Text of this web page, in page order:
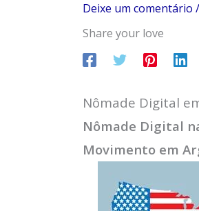
Deixe um comentário
Share your love
Nômade Digital
Nômade Digital
Movimento em